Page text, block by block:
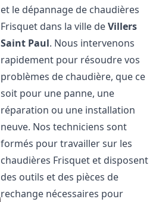
et le dépannage de chaudières
Frisquet dans la ville deVillers
Saint Paul. Nous intervenons
rapidement pour résoudre vos
problèmes de chaudière, que ce
soit pour une panne, une
réparation ou une installation
neuve. Nos techniciens sont
formés pour travailler sur les
chaudières Frisquet et disposent
des outils et des pièces de
rechange nécessaires pour